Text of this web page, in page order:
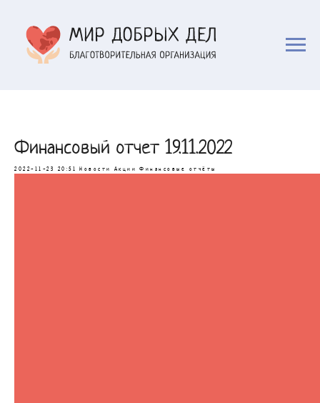
Финансовый отчет 19.11.2022
2022-11-23 20:51 Новости Акции Финансовые отчёты